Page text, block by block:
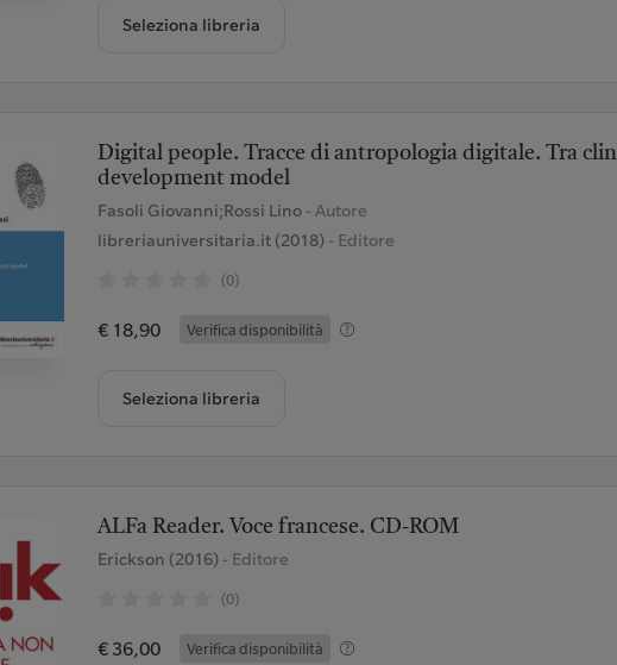
Seleziona libreria
Digital people. Tracce di antropologia digitale. Tra
development model
Fasoli Giovanni;Rossi Lino - Autore
libreriauniversitaria.it (2018)- Editore
(0)
€ 18,90 Verifica disponibilità
Seleziona libreria
ALFa Reader. Voce francese. CD-ROM
Erickson (2016)- Editore
(0)
€ 36,00 Verifica disponibilità